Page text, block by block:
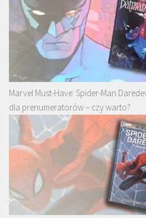
Marvel Must-Have: Spider-Man
dla prenumeratorów – czy warto?